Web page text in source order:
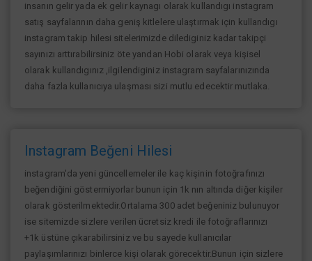
insanın gelir yada ek gelir kaynagı olarak kullandıgı instagram
satış sayfalarının daha geniş kitlelere ulaştırmak için kullandıgı
instagram takip hilesi sitelerimizde dilediginiz kadar takipçi
sayınızı arttırabilirsiniz öte yandan Hobi olarak veya kişisel
olarak kullandıgınız ,ilgilendiginiz instagram sayfalarınızında
daha fazla kullanıcıya ulaşması sizi mutlu edecektir mutlaka.
Instagram Beğeni Hilesi
instagram'da yeni güncellemeler ile kaç kişinin fotoğrafınızı
beğendiğini göstermiyorlar bunun için 1k nın altında diğer kişiler
olarak gösterilmektedir.Ortalama 300 adet beğeniniz bulunuyor
ise sitemizde sizlere verilen ücretsiz kredi ile fotoğraflarınızı
+1k üstüne çıkarabilirsiniz ve bu sayede kullanıcılar
paylaşımlarınızı binlerce kişi olarak görecektir.Bunun için sizlere